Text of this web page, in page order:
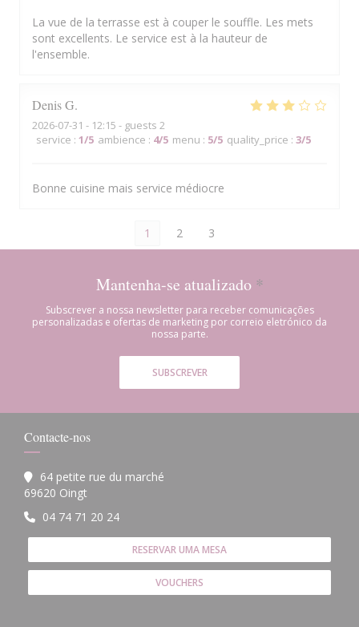
La vue de la terrasse est à couper le souffle. Les mets
sont excellents. Le service est à la hauteur de
l'ensemble.
DenisG
2026-07-31 - 12:15 - guests 2
service : 1/5 ambience : 4/5 menu : 5/5 quality_price : 3/5
Bonne cuisine mais service médiocre
1 2 3
Mantenha-se atualizado *
Subscrever a nossa newsletter para receber comunicações
personalizadas e ofertas de marketing por correio eletrónico da
nossa parte.
SUBSCREVER
Contacte-nos
64 petite rue du marché
69620 Oingt
04 74 71 20 24
RESERVAR UMA MESA
VOUCHERS